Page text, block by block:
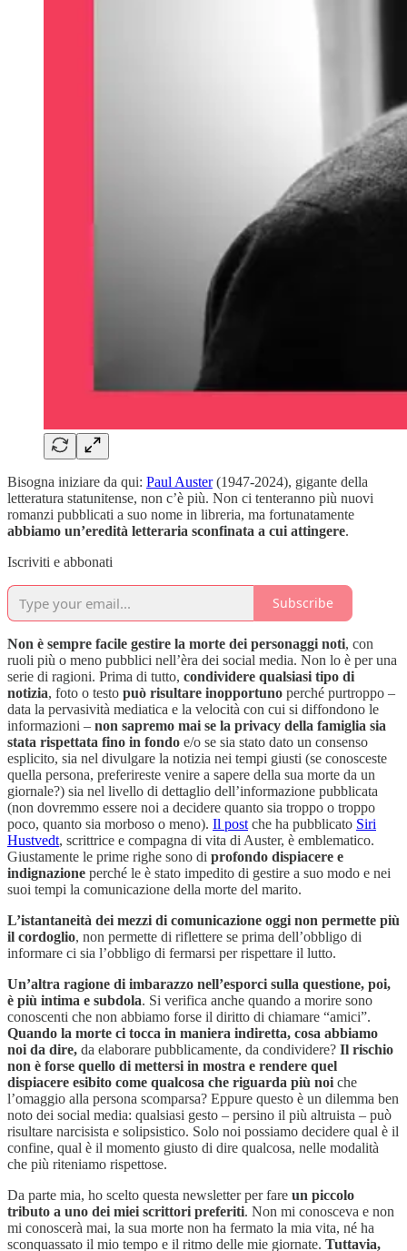
Bisogna iniziare da qui: Paul Auster(1947-2024), gigante della
letteratura statunitense, non c’è più. Non ci tenteranno più nuovi
romanzi pubblicati a suo nome in libreria, ma fortunatamente
abbiamo un’eredità letteraria sconfinata a cui attingere.
Iscriviti e abbonati
Subscribe
Non è sempre facile gestire la morte dei personaggi noti, con
ruoli più o meno pubblici nell’èra dei social media. Non lo è per una
serie di ragioni. Prima di tutto, condividere qualsiasi tipo di
notizia, foto o testo può risultare inopportuno perché purtroppo –
data la pervasività mediatica e la velocità con cui si diffondono le
informazioni – non sapremo mai se la privacy della famiglia sia
stata rispettata fino in fondo e/o se sia stato dato un consenso
esplicito, sia nel divulgare la notizia nei tempi giusti (se conosceste
quella persona, preferireste venire a sapere della sua morte da un
giornale?) sia nel livello di dettaglio dell’informazione pubblicata
(non dovremmo essere noi a decidere quanto sia troppo o troppo
poco, quanto sia morboso o meno). Il post che ha pubblicato Siri
Hustvedt, scrittrice e compagna di vita di Auster, è emblematico.
Giustamente le prime righe sono di profondo dispiacere e
indignazione perché le è stato impedito di gestire a suo modo e nei
suoi tempi la comunicazione della morte del marito.
L’istantaneità dei mezzi di comunicazione oggi non permette più
il cordoglio, non permette di riflettere se prima dell’obbligo di
informare ci sia l’obbligo di fermarsi per rispettare il lutto.
Un’altra ragione di imbarazzo nell’esporci sulla questione, poi,
è più intima e subdola. Si verifica anche quando a morire sono
conoscenti che non abbiamo forse il diritto di chiamare “amici”.
Quando la morte ci tocca in maniera indiretta, cosa abbiamo
noi da dire, da elaborare pubblicamente, da condividere? Il rischio
non è forse quello di mettersi in mostra e rendere quel
dispiacere esibito come qualcosa che riguarda più noi che
l’omaggio alla persona scomparsa? Eppure questo è un dilemma ben
noto dei social media: qualsiasi gesto – persino il più altruista – può
risultare narcisista e solipsistico. Solo noi possiamo decidere qual è il
confine, qual è il momento giusto di dire qualcosa, nelle modalità
che più riteniamo rispettose.
Da parte mia, ho scelto questa newsletter per fare un piccolo
tributo a uno dei miei scrittori preferiti. Non mi conosceva e non
mi conoscerà mai, la sua morte non ha fermato la mia vita, né ha
sconquassato il mio tempo e il ritmo delle mie giornate. Tuttavia,